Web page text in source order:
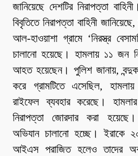
জানিয়েছে দেশটির নিরাপত্তা
বিবৃতিতে নিরাপত্তা বাহিনী
আল-হাওয়াশা গ্রামে ‘নিরস্ত্র
চালানো হয়েছে। হামলায় ১১
আহত হয়েছেন। পুলিশ জানায়,
করে গ্রামটিতে এসেছিল,
রাইফেল ব্যবহার করেছে।
নিরাপত্তা জোরদার করা হয়েছে।
অভিযান চালানো হচ্ছে। ইরাকে
আইএস পরাজিত হলেও তাদের